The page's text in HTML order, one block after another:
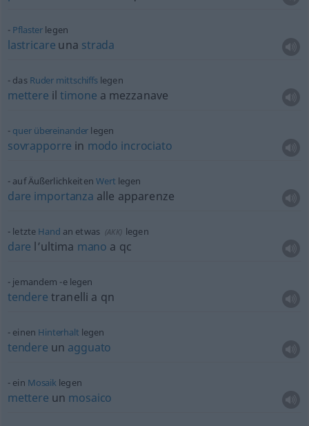
Pflaster legen
lastricare una strada
das Ruder mittschiffslegen
mettere iltimone a mezzanave
quer übereinander legen
sovrapporre in modo incrociato
auf ÄußerlichkeitenWert legen
dare importanza alle apparenze
letzte Hand an etwas (AKK) legen
dare l’ultima mano a qc
jemandem -e legen
tendere tranelli a qn
einen Hinterhalt legen
tendere un agguato
ein Mosaik legen
mettere un mosaico